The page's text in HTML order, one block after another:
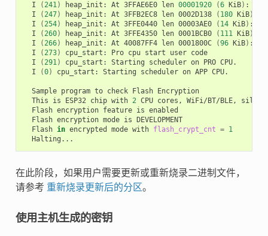
I
(241) heap_init: At 3FFAE6E0 len 00001920 (6 KiB) :
I
(247) heap_init: At 3FFB2EC8 len 0002D138 ( 180 KiB)
I
(254) heap_init: At 3FFE0440 len 00003AE0 ( 14 KiB) :
I
(260) heap_init: At 3FFE4350 len 0001BCB0 ( 111 KiB)
I
(266) heap_init: At 40087FF4 len 0001800C (96 KiB) :
I
(273) cpu_start: Pro cpu start user
code
I
(291) cpu_start: Starting scheduler on PRO
I
(0) cpu_start: Starting scheduler on APP CPU.
Sample program to check Flash
Encryption
This
is ESP32 chip with 2 CPU cores, WiFi/BT/BLE,
Flash encryption feature is
Flash encryption mode is
DEVELOPMENT
Flash in encrypted mode with flash_crypt_cnt = 1
在此阶段，如果用户需要更新或重新烧录二进制文件，
请参考 重新烧录更新后的分区。
使用主机生成的密钥